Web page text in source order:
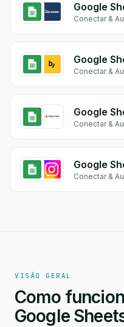
Google
Conectar &
Google
Conectar &
Google
Conectar &
Conectar &
VISÃO GERAL
Como
Google